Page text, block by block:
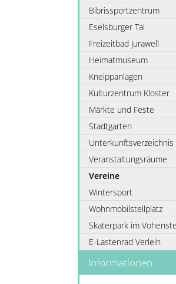
Bibrissportzentrum
Eselsburger Tal
Freizeitbad Jurawell
Heimatmuseum
Kneippanlagen
Kulturzentrum Kloster
Märkte und Feste
Stadtgarten
Unterkunftsverzeichnis
Veranstaltungsräume
Vereine
Wintersport
Wohnmobilstellplatz
Skaterpark im
E-Lastenrad Verleih
Informationen